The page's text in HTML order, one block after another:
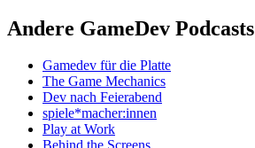
Andere GameDev Podcasts
Gamedev für die Platte
The Game Mechanics
Dev nach Feierabend
spiele*macher:innen
Play at Work